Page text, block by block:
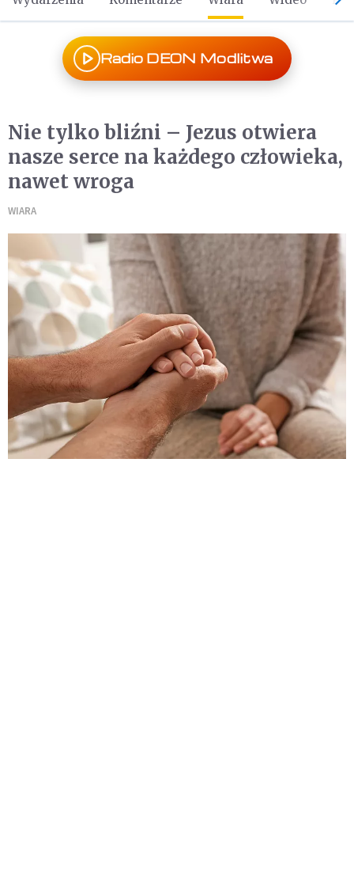
Radio DEON Modlitwa
Nie tylko bliźni – Jezus otwiera
nasze serce na każdego człowieka,
nawet wroga
WIARA